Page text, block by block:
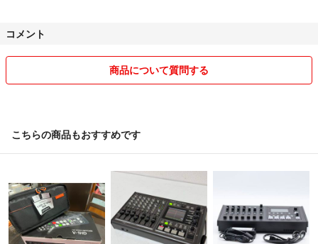
☆ 領収書の同梱対応も可能です ☆
☆ 迅速丁寧なお取引を心掛けております ☆
☆ you're happy i'm happy ! ☆
コメント
商品について質問する
こちらの商品もおすすめです